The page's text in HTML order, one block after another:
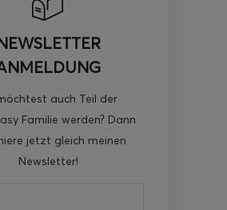
auch Teil der
Familie werden? Dann
jetzt gleich meinen
Newsletter!